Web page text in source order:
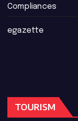
Compliances
egazette
TOURISM